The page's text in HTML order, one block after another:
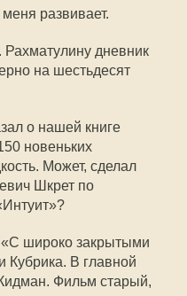
развивает.
дневник
на шестьдесят
о нашей книге
новеньких
Может, сделал
Шкрет по
широко закрытыми
Кубрика. В главной
Фильм старый,